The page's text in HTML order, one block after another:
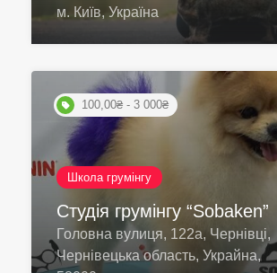
м. Київ, Україна
100,00₴ - 3 000₴
Школа грумінгу
Студія грумінгу “Sobaken”
Головна вулиця, 122а, Чернівці,
Чернівецька область, Украйна,